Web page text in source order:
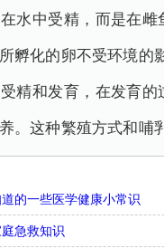
水中受精，而是在
孵化的卵不受环境的
精和发育，在发育
。这种繁殖方式和哺
的一些医学健康小常识
急救知识